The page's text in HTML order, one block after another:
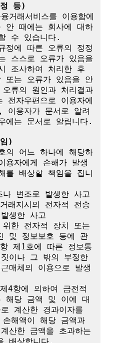
등)
거래서비스를 이용함에
안 때에는 회사에 대하
수 있습니다.
에 따른 오류의 정정
스스로 오류가 있음을
조사하여 처리한 후
또는 오류가 있음을 안
류의 원인과 처리결과
자우편으로 이용자에
용자가 문서로 알려
에는 문서로 알립니다.
)
의 어느 하나에 해당하
용자에게 손해가 발생
를 배상할 책임을 집니
변조로 발생한 사고
래지시의 전자적 전송
생한 사고
한 전자적 장치 또는
및 정보보호 등에 관
제1호에 따른 정보통
이나 그 밖의 부정한
매체의 이용으로 발생
4항에 의하여 금전적
해당 금액 및 이에 대
계산한 경과이자를
해액이 해당 금액과
산한 금액을 초과하는